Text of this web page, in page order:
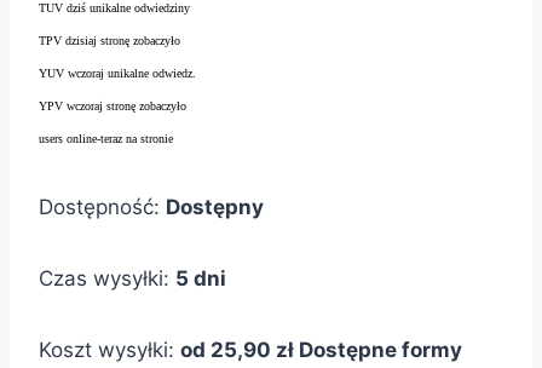
TUV dziś unikalne odwiedziny
TPV dzisiaj stronę zobaczyło
YUV wczoraj unikalne odwiedz.
YPV wczoraj stronę zobaczyło
users online-teraz na stronie
Dostępność: Dostępny
Czas wysyłki: 5 dni
Koszt wysyłki: od 25,90 zł Dostępne formy